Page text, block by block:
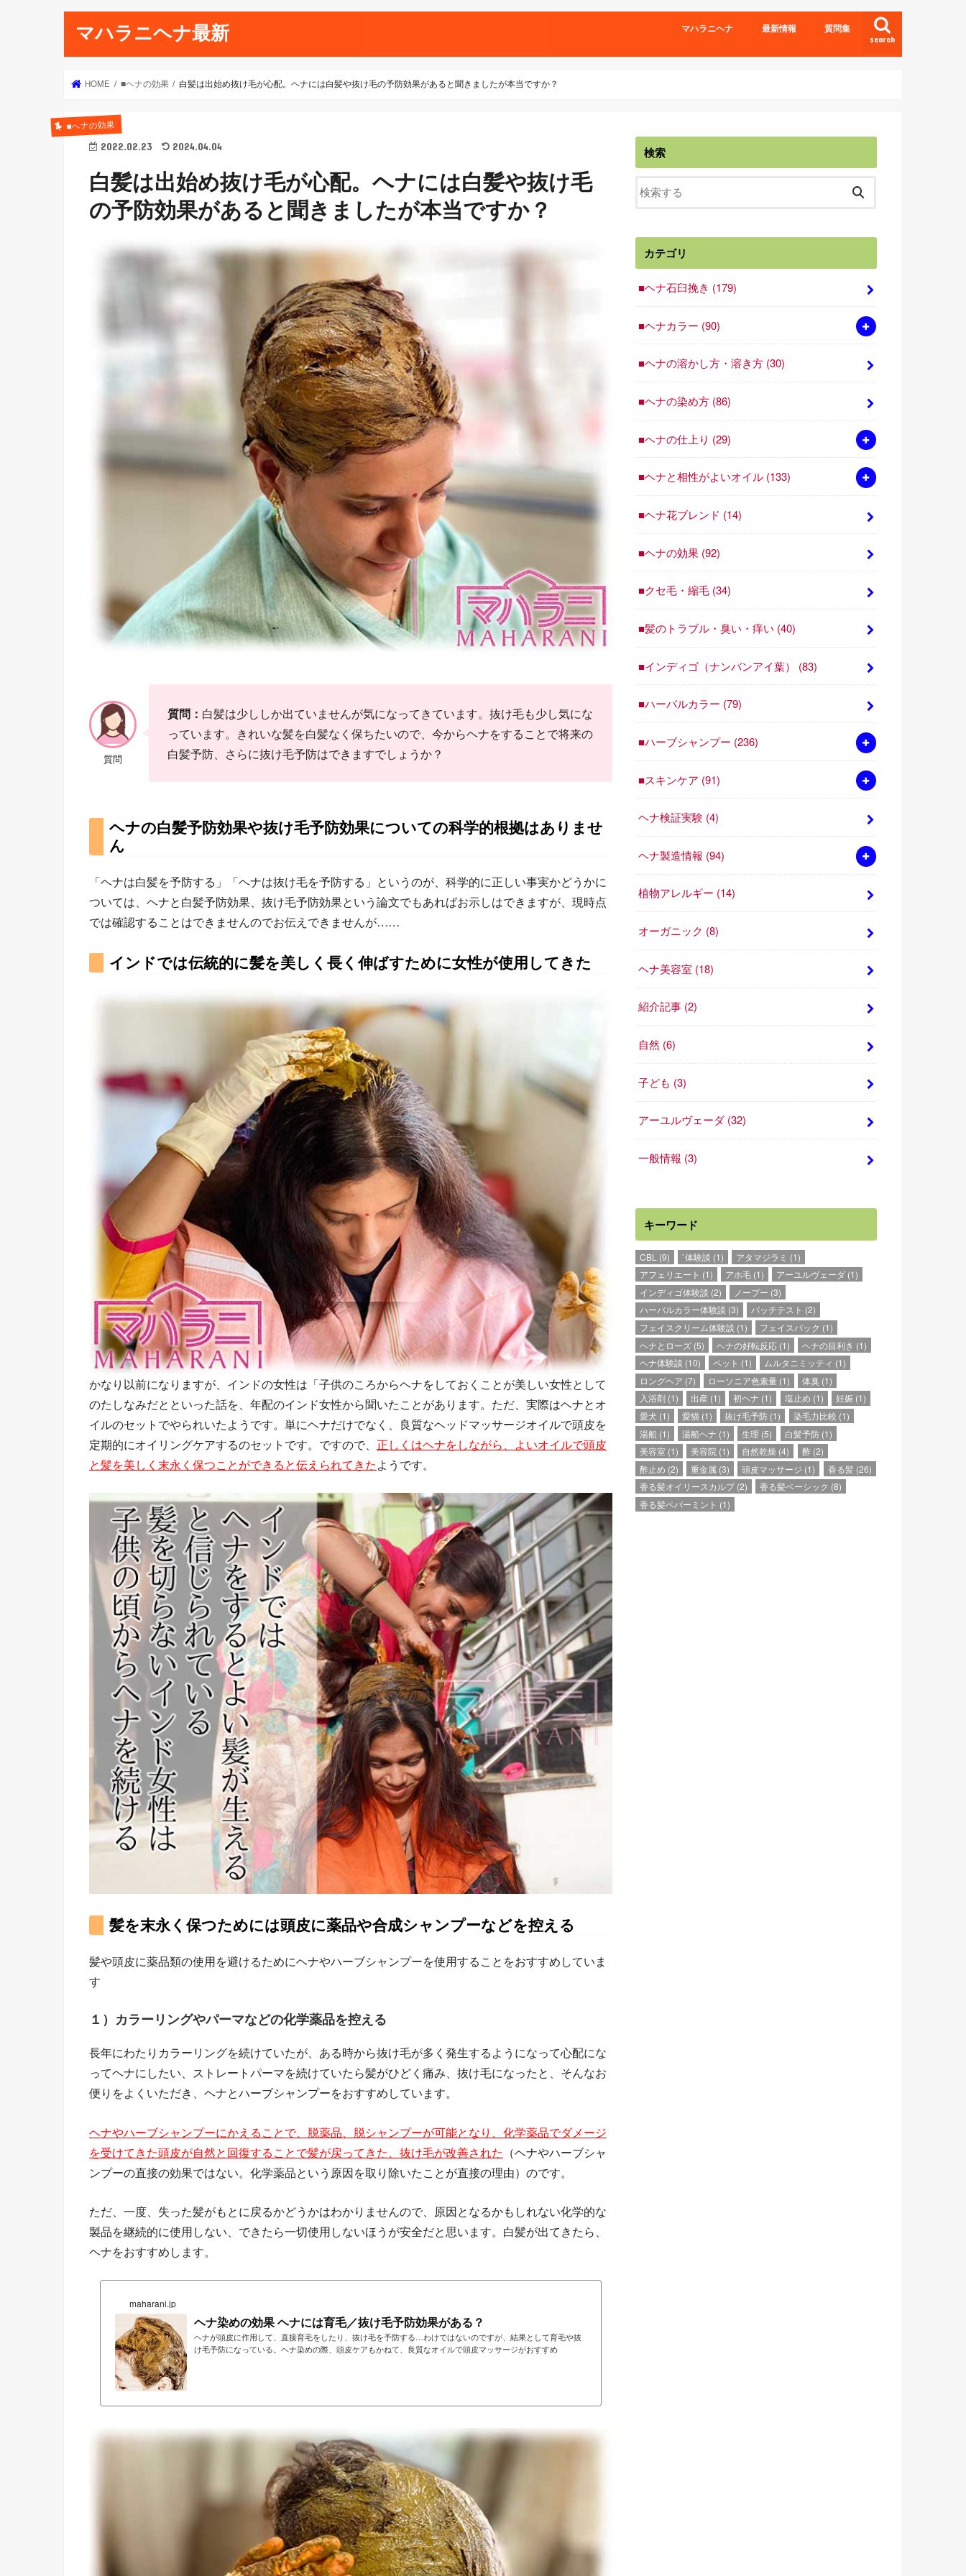
マハラニヘナ最新 search
マハラニヘナ 最新情報 質問集
HOME ■ヘナの効果 白髪は出始め抜け毛が心配。ヘナには白髪や抜け毛の予防効果があると聞きましたが本当ですか？
■ヘナの効果
2022.02.23 2024.04.04
白髪は出始め抜け毛が心配。ヘナには白髪や抜け毛
の予防効果があると聞きましたが本当ですか？
質問
質問： 白髪は少ししか出ていませんが気になってきています。抜け毛も少し気にな
っています。きれいな髪を白髪なく保ちたいので、今からヘナをすることで将来の
白髪予防、さらに抜け毛予防はできますでしょうか？
ヘナの白髪予防効果や抜け毛予防効果についての科学的根拠はありませ
ん
「ヘナは白髪を予防する」「ヘナは抜け毛を予防する」というのが、科学的に正しい事実かどうかに
ついては、ヘナと白髪予防効果、抜け毛予防効果という論文でもあればお示しはできますが、現時点
では確認することはできませんのでお伝えできませんが……
インドでは伝統的に髪を美しく長く伸ばすために女性が使用してきた
かなり以前になりますが、インドの女性は「子供のころからヘナをしておくことが美しい女性として
のたしなみだとといった話を、年配のインド女性から聞いたことがあります。ただ、実際はヘナとオ
イルのセットでやられいたようです。単にヘナだけでなく、良質なヘッドマッサージオイルで頭皮を
定期的にオイリングケアするのセットです。ですので、 正しくはヘナをしながら、よいオイルで頭皮
と髪を美しく末永く保つことができると伝えられてきたようです。
髪を末永く保つためには頭皮に薬品や合成シャンプーなどを控える
髪や頭皮に薬品類の使用を避けるためにヘナやハーブシャンプーを使用することをおすすめしていま
す
１）カラーリングやパーマなどの化学薬品を控える
長年にわたりカラーリングを続けていたが、ある時から抜け毛が多く発生するようになって心配にな
ってヘナにしたい、ストレートパーマを続けていたら髪がひどく痛み、抜け毛になったと、そんなお
便りをよくいただき、ヘナとハーブシャンプーをおすすめしています。
ヘナやハーブシャンプーにかえることで、脱薬品、脱シャンプーが可能となり、化学薬品でダメージ
を受けてきた頭皮が自然と回復することで髪が戻ってきた、抜け毛が改善された （ヘナやハーブシャ
ンプーの直接の効果ではない。化学薬品という原因を取り除いたことが直接の理由）のです。
ただ、一度、失った髪がもとに戻るかどうかはわかりませんので、原因となるかもしれない化学的な
製品を継続的に使用しない、できたら一切使用しないほうが安全だと思います。白髪が出てきたら、
ヘナをおすすめします。
maharani.jp
ヘナ染めの効果 ヘナには育毛／抜け毛予防効果がある？
ヘナが頭皮に作用して、直接育毛をしたり、抜け毛を予防する…わけではないのですが、結果として育毛や抜
け毛予防になっている。ヘナ染めの際、頭皮ケアもかねて、良質なオイルで頭皮マッサージがおすすめ
検索
カテゴリ
■ヘナ石臼挽き (179)
■ヘナカラー (90)
■ヘナの溶かし方・溶き方 (30)
■ヘナの染め方 (86)
■ヘナの仕上り (29)
■ヘナと相性がよいオイル (133)
■ヘナ花ブレンド (14)
■ヘナの効果 (92)
■クセ毛・縮毛 (34)
■髪のトラブル・臭い・痒い (40)
■インディゴ（ナンバンアイ葉） (83)
■ハーバルカラー (79)
■ハーブシャンプー (236)
■スキンケア (91)
ヘナ検証実験 (4)
ヘナ製造情報 (94)
植物アレルギー (14)
オーガニック (8)
ヘナ美容室 (18)
紹介記事 (2)
自然 (6)
子ども (3)
アーユルヴェーダ(32)
一般情報 (3)
キーワード
CBL (9) `体験談 (1) アタマジラミ (1)
アフェリエート (1) アホ毛 (1) アーユルヴェーダ (1)
インディゴ体験談 (2) ノープー (3)
ハーバルカラー体験談 (3) パッチテスト (2)
フェイスクリーム体験談 (1) フェイスパック (1)
ヘナとローズ (5) ヘナの好転反応 (1) ヘナの目利き (1)
ヘナ体験談 (10) ペット (1) ムルタニミッティ (1)
ロングヘア (7) ローソニア色素量 (1) 体臭 (1)
入浴剤 (1) 出産 (1) 初ヘナ (1) 塩止め (1) 妊娠(1)
愛犬 (1) 愛猫 (1) 抜け毛予防 (1) 染毛力比較 (1)
湯船 (1) 湯船ヘナ (1) 生理 (5) 白髪予防(1)
美容室 (1) 美容院 (1) 自然乾燥 (4) 酢(2)
酢止め (2) 重金属 (3) 頭皮マッサージ (1) 香る髪(26)
香る髪オイリースカルプ (2) 香る髪ベーシック (8)
香る髪ペパーミント (1)